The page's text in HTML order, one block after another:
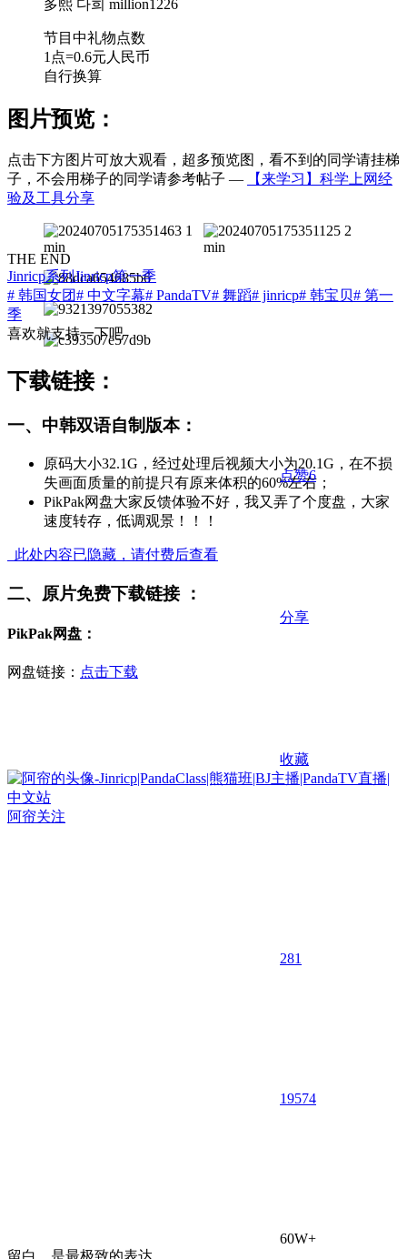
多熙 다희 million1226
节目中礼物点数
1点=0.6元人民币
自行换算
图片预览：
点击下方图片可放大观看，超多预览图，看不到的同学请挂梯
子，不会用梯子的同学请参考帖子 —
【来学习】科学上网经
验及工具分享
下载链接：
一、中韩双语自制版本：
原码大小32.1G，经过处理后视频大小为20.1G，在不损
失画面质量的前提只有原来体积的60%左右；
PikPak网盘大家反馈体验不好，我又弄了个度盘，大家
速度转存，低调观景！！！
此处内容已隐藏，请付费后查看
二、原片免费下载链接 ：
PikPak网盘：
网盘链接： 点击下载
THE END
Jinricp系列Jinricp第一季
# 韩国女团# 中文字幕# PandaTV# 舞蹈# jinricp# 韩宝贝# 第一
季
喜欢就支持一下吧
点赞6
分享
收藏
阿帘关注
281
19574
60W+
留白，是最极致的表达。